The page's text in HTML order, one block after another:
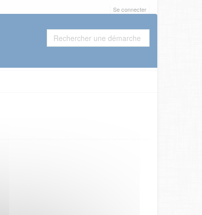
Se connecter